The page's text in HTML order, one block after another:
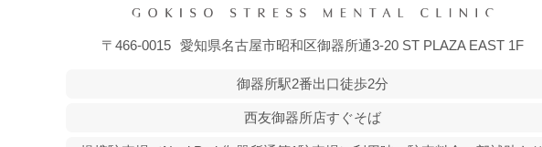
〒466-0015 愛知県名古屋市昭和区御器所通3-20 ST PLAZA EAST 1F
御器所駅2番出口徒歩2分
西友御器所店すぐそば